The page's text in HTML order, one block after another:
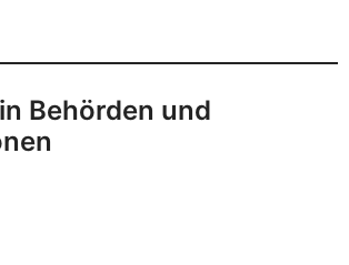
Behörden und